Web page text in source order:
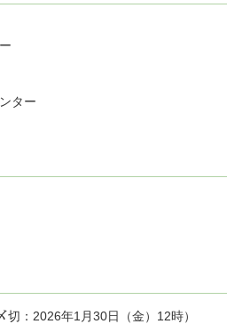
ター
：2026年1月30日（金）12時）